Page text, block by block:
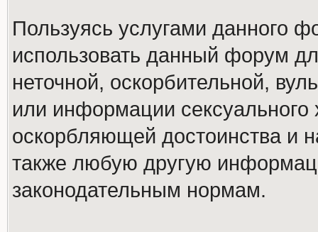
Пользуясь услугами данного
использовать данный форум
неточной, оскорбительной,
или информации
оскорбляющей достоинства и
также любую другую
законодательным нормам.